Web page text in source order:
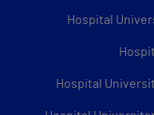
Hospital
Hospital